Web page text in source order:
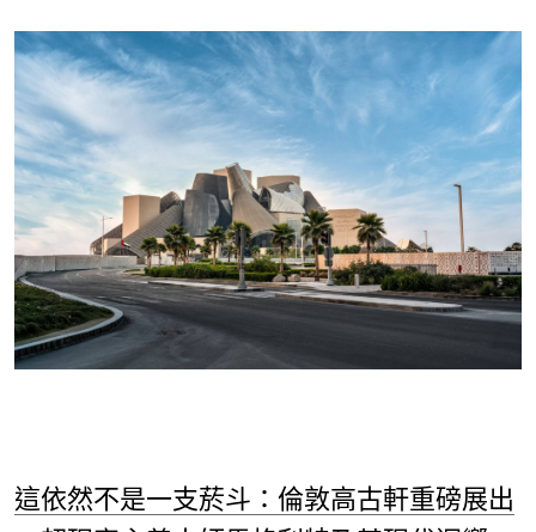
這依然不是一支菸斗：倫敦高古軒重磅展出